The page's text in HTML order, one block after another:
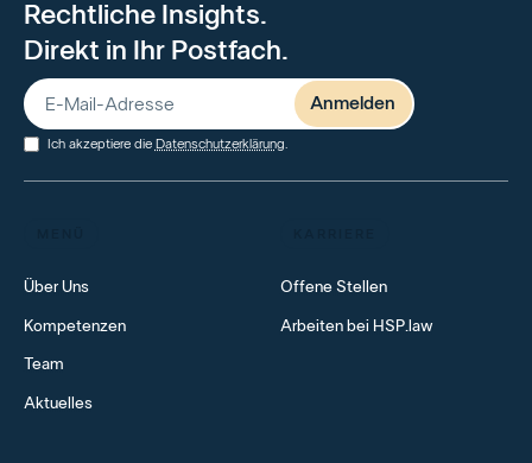
Rechtliche Insights.
Direkt in Ihr Postfach.
Ich akzeptiere die Datenschutzerklärung.
Über Uns
Kompetenzen
Team
Aktuelles
Offene Stellen
Arbeiten bei HSP.law